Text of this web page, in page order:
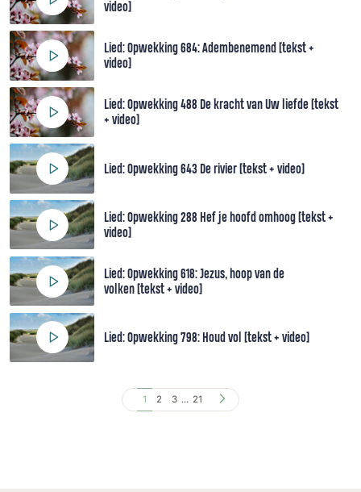
video]
Lied: Opwekking 684: Adembenemend [tekst +
video]
Lied: Opwekking 488 De kracht van Uw liefde [tekst
+ video]
Lied: Opwekking 643 De rivier [tekst + video]
Lied: Opwekking 288 Hef je hoofd omhoog [tekst +
video]
Lied: Opwekking 618: Jezus, hoop van de
volken [tekst + video]
Lied: Opwekking 798: Houd vol [tekst + video]
1 2 3 ... 21